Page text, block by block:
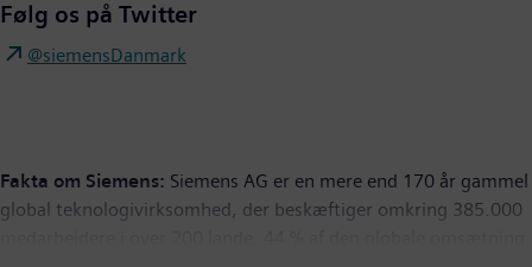
Følg os på Twitter
@siemensDanmark
Fakta om Siemens: Siemens AG er en mere end 170 år gammel
global teknologivirksomhed, der beskæftiger omkring 385.000